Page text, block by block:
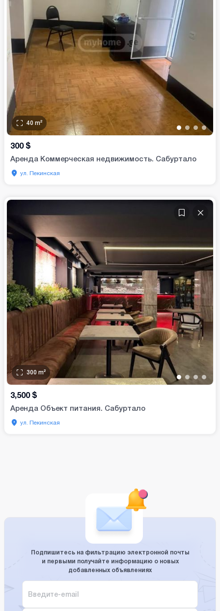
• • • •
40 m²
300 $
Аренда Коммерческая недвижимость. Сабуртало
ул. Пекинская
• • • •
300 m²
3,500 $
Аренда Объект питания. Сабуртало
ул. Пекинская
Подпишитесь на фильтрацию электронной почты
и первыми получайте информацию о новых
добавленных объявлениях